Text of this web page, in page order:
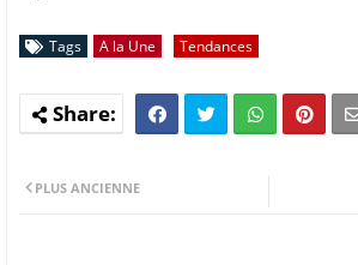
Tags A la Une Tendances
PLUS ANCIENNE